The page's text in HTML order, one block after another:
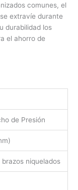
comunes, el
extravíe durante
durabilidad los
el ahorro de
de Presión
niquelados